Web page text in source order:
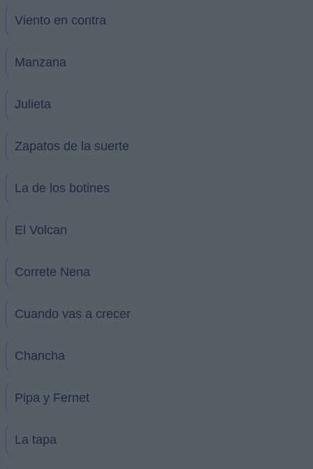
Viento en contra
Manzana
Julieta
Zapatos de la suerte
La de los botines
El Volcan
Correte Nena
Cuando vas a crecer
Chancha
Pipa y Fernet
La tapa